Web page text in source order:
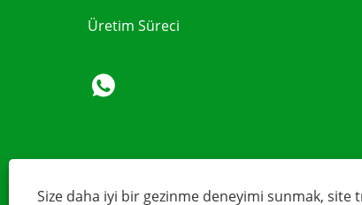
Üretim Süreci
Size daha iyi bir gezinme deneyimi sunmak, site